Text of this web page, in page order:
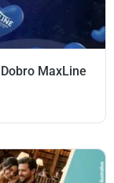
MaxLine